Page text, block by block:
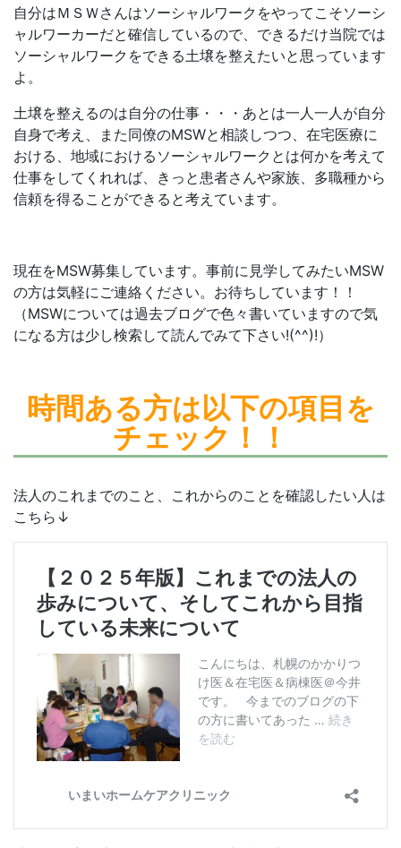
自分はＭＳＷさんはソーシャルワークをやってこそソーシ
ャルワーカーだと確信しているので、できるだけ当院では
ソーシャルワークをできる土壌を整えたいと思っています
よ。
土壌を整えるのは自分の仕事・・・あとは一人一人が自分
自身で考え、また同僚のMSWと相談しつつ、在宅医療に
おける、地域におけるソーシャルワークとは何かを考えて
仕事をしてくれれば、きっと患者さんや家族、多職種から
信頼を得ることができると考えています。
現在をMSW募集しています。事前に見学してみたいMSW
の方は気軽にご連絡ください。お待ちしています！！
（MSWについては過去ブログで色々書いていますので気
になる方は少し検索して読んでみて下さい!(^^)!）
時間ある方は以下の項目を
チェック！！
法人のこれまでのこと、これからのことを確認したい人は
こちら↓